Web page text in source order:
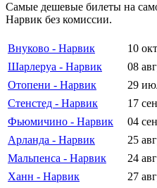
Самые дешевые билеты на
Нарвик без комиссии.
Внуково - Нарвик 10
Шарлеруа - Нарвик
08
Отопени - Нарвик
29
Стенстед - Нарвик
17
Фьюмичино - Нарвик
04
Арланда - Нарвик
25
Мальпенса - Нарвик
24
Ханн - Нарвик
27